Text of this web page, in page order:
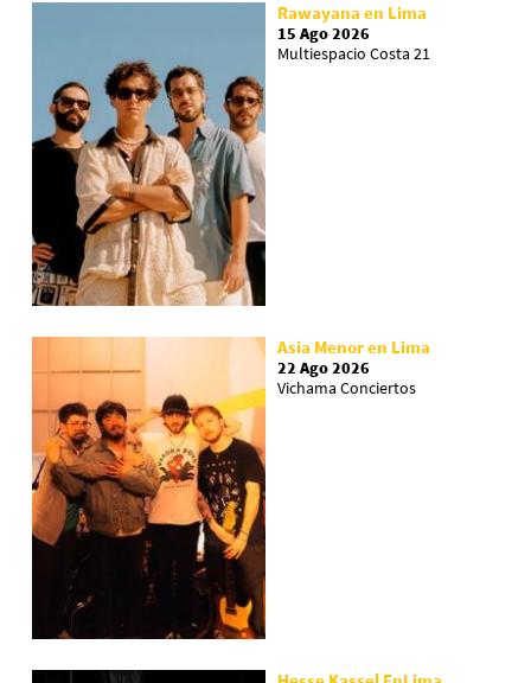
Rawayana en Lima
15 Ago 2026
Multiespacio Costa 21
Asia Menor en Lima
22 Ago 2026
Vichama Conciertos